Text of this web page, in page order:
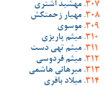
مهشید اشتری
مهیار زحمتکش
موسوی
میثم پاریزی
میثم تهی دست
میثم فردوسی
میرهانی هاشمی
میلاد باقری